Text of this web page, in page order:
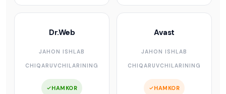
Dr.Web
JAHON ISHLAB
CHIQARUVCHILARINING
HAMKOR
Avast
JAHON ISHLAB
CHIQARUVCHILARINING
HAMKOR